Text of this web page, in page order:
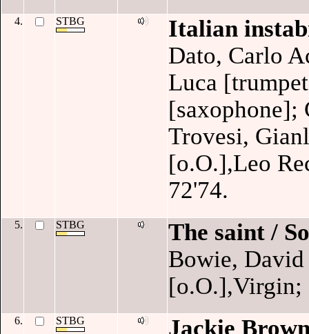
4. STBG
Italian
Dato, Carlo
Luca
[saxophone];
Trovesi,
[o.O.],Leo
72'74.
5. STBG
The saint /
Bowie,
[o.O.],Virgin;
6. STBG Jackie